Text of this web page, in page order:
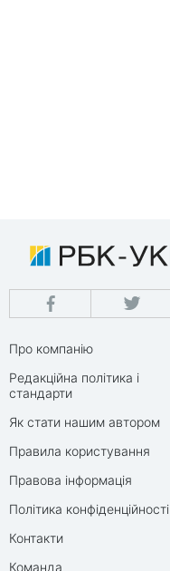
Про компанію
Редакційна політика і
стандарти
Як стати нашим автором
Правила користування
Правова інформація
Політика конфіденційності
Контакти
Команда